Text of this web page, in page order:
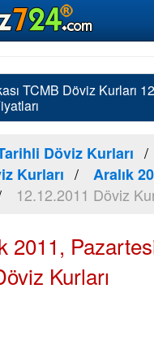
TCMB Döviz Kurları
Döviz Kurları
Kurları
Aralık
12.12.2011 Döviz
2011,
Kurları